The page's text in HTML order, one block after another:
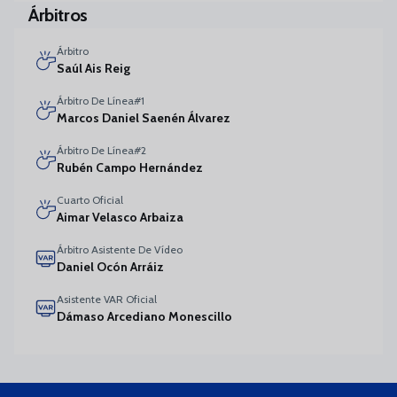
Árbitros
Árbitro
Saúl Ais Reig
Árbitro De Línea#1
Marcos Daniel Saenén Álvarez
Árbitro De Línea#2
Rubén Campo Hernández
Cuarto Oficial
Aimar Velasco Arbaiza
Árbitro Asistente De Vídeo
Daniel Ocón Arráiz
Asistente VAR Oficial
Dámaso Arcediano Monescillo